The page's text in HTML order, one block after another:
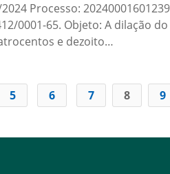
2024 Processo:
0001-65. Objeto: A
e dezoito…
5 6 7 8 9